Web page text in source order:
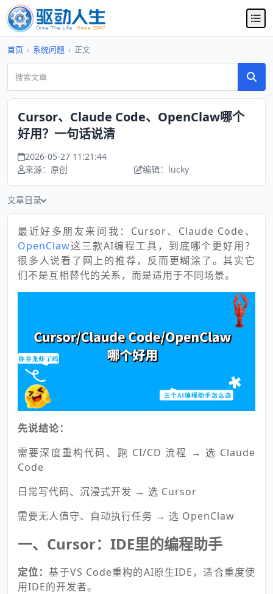
首页 › 系统问题 › 正文
Cursor、Claude Code、OpenClaw哪个
好用？一句话说清
2026-05-27 11:21:44
来源：原创
编辑：lucky
文章目录
最近好多朋友来问我：Cursor、Claude Code、
OpenClaw这三款AI编程工具，到底哪个更好用？
很多人说看了网上的推荐，反而更糊涂了。其实它
们不是互相替代的关系，而是适用于不同场景。
先说结论：
需要深度重构代码、跑 CI/CD 流程 → 选 Claude
Code
日常写代码、沉浸式开发 → 选 Cursor
需要无人值守、自动执行任务 → 选 OpenClaw
一、 Cursor：IDE里的编程助手
定位：基于VS Code重构的AI原生IDE，适合重度使
用IDE的开发者。